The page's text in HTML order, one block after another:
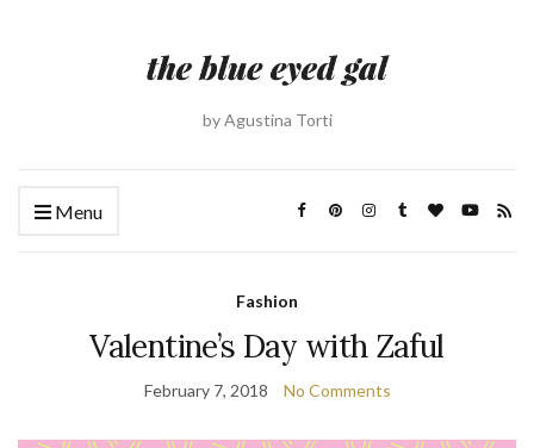
by Agustina Torti
Menu
Fashion
Valentine’s Day with Zaful
February 7, 2018 No Comments